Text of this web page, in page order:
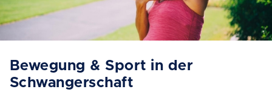
Bewegung & Sport in der
Schwangerschaft